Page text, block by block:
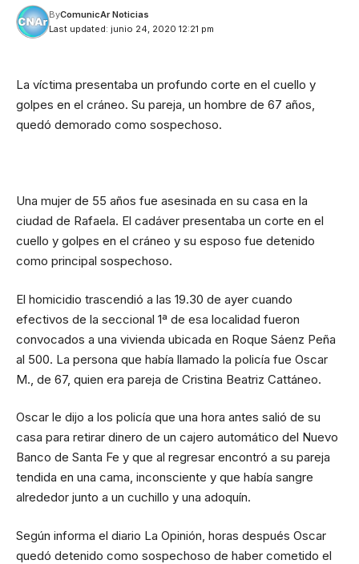
Last updated: junio 24, 2020 12:21 pm
ByComunicAr Noticias
La víctima presentaba un profundo corte en el cuello y
golpes en el cráneo. Su pareja, un hombre de 67 años,
quedó demorado como sospechoso.
Una mujer de 55 años fue asesinada en su casa en la
ciudad de Rafaela. El cadáver presentaba un corte en el
cuello y golpes en el cráneo y su esposo fue detenido
como principal sospechoso.
El homicidio trascendió a las 19.30 de ayer cuando
efectivos de la seccional 1ª de esa localidad fueron
convocados a una vivienda ubicada en Roque Sáenz Peña
al 500. La persona que había llamado la policía fue Oscar
M., de 67, quien era pareja de Cristina Beatriz Cattáneo.
Oscar le dijo a los policía que una hora antes salió de su
casa para retirar dinero de un cajero automático del Nuevo
Banco de Santa Fe y que al regresar encontró a su pareja
tendida en una cama, inconsciente y que había sangre
alrededor junto a un cuchillo y una adoquín.
Según informa el diario La Opinión, horas después Oscar
quedó detenido como sospechoso de haber cometido el